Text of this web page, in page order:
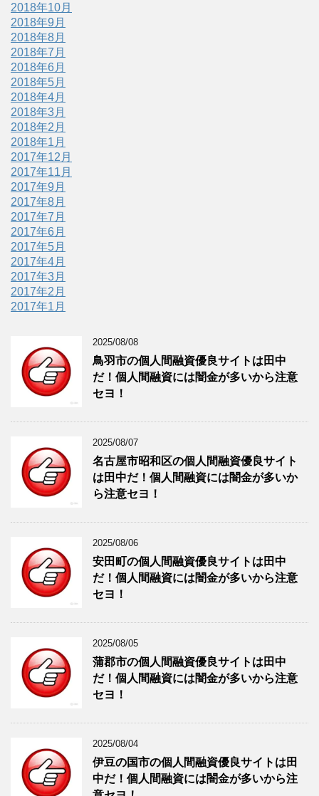
2018年10月
2018年9月
2018年8月
2018年7月
2018年6月
2018年5月
2018年4月
2018年3月
2018年2月
2018年1月
2017年12月
2017年11月
2017年9月
2017年8月
2017年7月
2017年6月
2017年5月
2017年4月
2017年3月
2017年2月
2017年1月
2025/08/08
鳥羽市の個人間融資優良サイトは田中
だ！個人間融資には闇金が多いから注意
セヨ！
2025/08/07
名古屋市昭和区の個人間融資優良サイト
は田中だ！個人間融資には闇金が多いか
ら注意セヨ！
2025/08/06
安田町の個人間融資優良サイトは田中
だ！個人間融資には闇金が多いから注意
セヨ！
2025/08/05
蒲郡市の個人間融資優良サイトは田中
だ！個人間融資には闇金が多いから注意
セヨ！
2025/08/04
伊豆の国市の個人間融資優良サイトは田
中だ！個人間融資には闇金が多いから注